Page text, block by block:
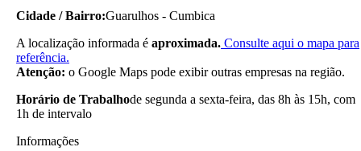
Cidade / Bairro:Guarulhos - Cumbica
A localização informada é aproximada. Consulte aqui o mapa para
referência.
Atenção: o Google Maps pode exibir outras empresas na região.
Horário de Trabalhode segunda a sexta-feira, das 8h às 15h, com
1h de intervalo
Informações